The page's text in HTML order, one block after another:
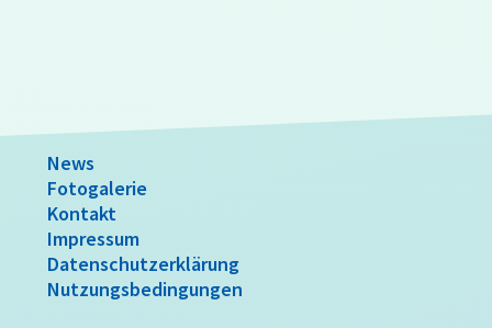
News
Fotogalerie
Kontakt
Impressum
Datenschutzerklärung
Nutzungsbedingungen